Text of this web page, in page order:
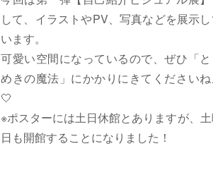
して、イラストやPV、写真などを展示
います。
可愛い空間になっているので、ぜひ「と
めきの魔法」にかかりにきてください
🤍
※ポスターには土日休館とありますが、
日も開館することになりました！